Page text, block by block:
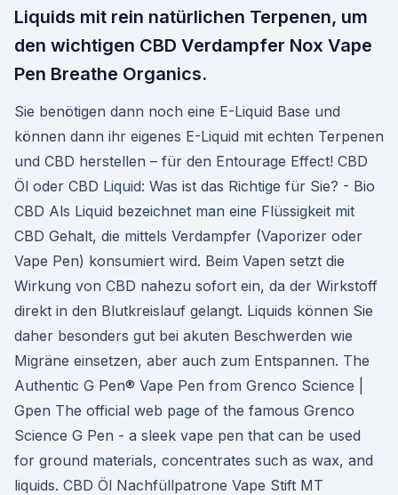
Liquids mit rein natürlichen Terpenen, um
den wichtigen CBD Verdampfer Nox Vape
Pen Breathe Organics.
Sie benötigen dann noch eine E-Liquid Base und
können dann ihr eigenes E-Liquid mit echten Terpenen
und CBD herstellen – für den Entourage Effect! CBD
Öl oder CBD Liquid: Was ist das Richtige für Sie? - Bio
CBD Als Liquid bezeichnet man eine Flüssigkeit mit
CBD Gehalt, die mittels Verdampfer (Vaporizer oder
Vape Pen) konsumiert wird. Beim Vapen setzt die
Wirkung von CBD nahezu sofort ein, da der Wirkstoff
direkt in den Blutkreislauf gelangt. Liquids können Sie
daher besonders gut bei akuten Beschwerden wie
Migräne einsetzen, aber auch zum Entspannen. The
Authentic G Pen® Vape Pen from Grenco Science |
Gpen The official web page of the famous Grenco
Science G Pen - a sleek vape pen that can be used
for ground materials, concentrates such as wax, and
liquids. CBD Öl Nachfüllpatrone Vape Stift MT